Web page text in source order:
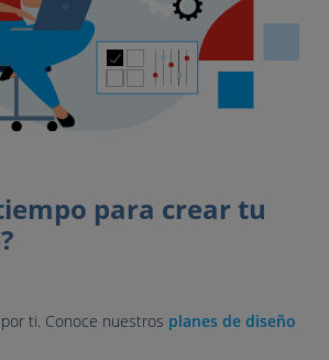
para crear tu
ti. Conoce nuestros planes de diseño